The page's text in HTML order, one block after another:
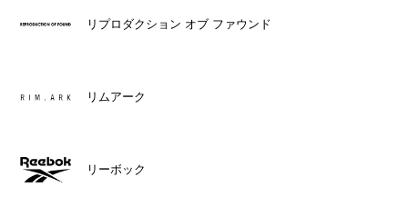
リプロダクション オブ ファウンド
リムアーク
リーボック